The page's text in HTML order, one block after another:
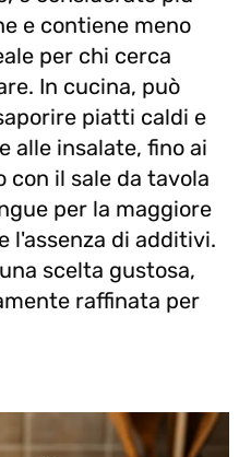
e contiene meno
per chi cerca
In cucina, può
piatti caldi e
alle insalate, fino ai
con il sale da tavola
per la maggiore
l'assenza di additivi.
scelta gustosa,
raffinata per